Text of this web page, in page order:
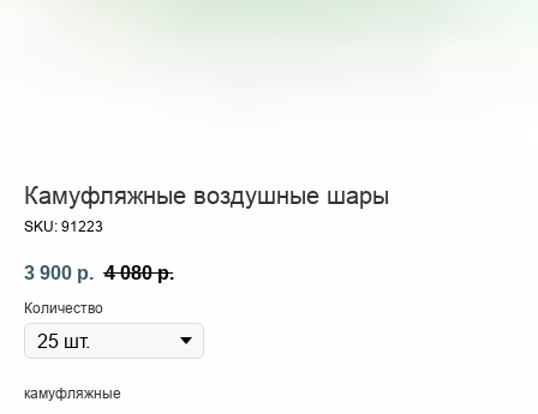
Камуфляжные воздушные шары
SKU: 91223
3 900 р. 4 080 р.
Количество
камуфляжные